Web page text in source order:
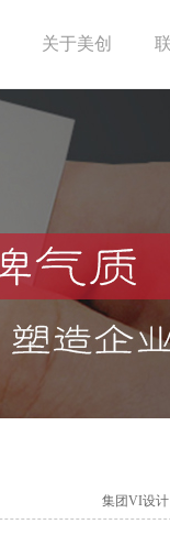
集团VI设计
关于美创